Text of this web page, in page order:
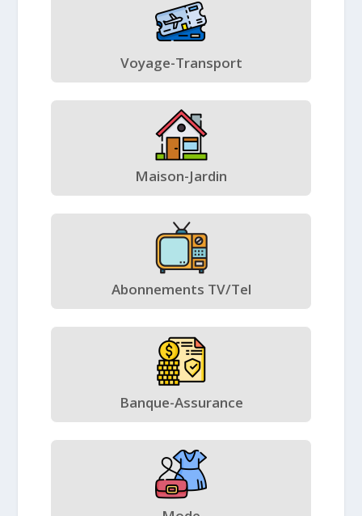
Voyage-Transport
Maison-Jardin
Abonnements TV/Tel
Banque-Assurance